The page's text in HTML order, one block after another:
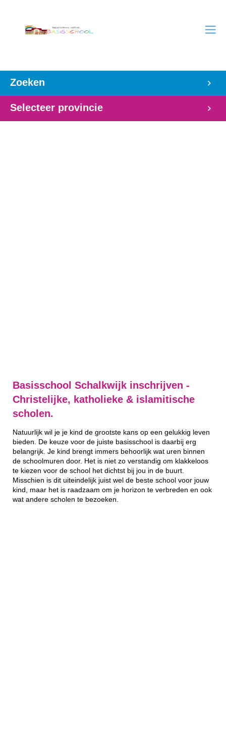
Zoeken
Selecteer provincie
Basisschool Schalkwijk inschrijven -
Christelijke, katholieke & islamitische
scholen.
Natuurlijk wil je je kind de grootste kans op een gelukkig leven
bieden. De keuze voor de juiste basisschool is daarbij erg
belangrijk. Je kind brengt immers behoorlijk wat uren binnen
de schoolmuren door. Het is niet zo verstandig om klakkeloos
te kiezen voor de school het dichtst bij jou in de buurt.
Misschien is dit uiteindelijk juist wel de beste school voor jouw
kind, maar het is raadzaam om je horizon te verbreden en ook
wat andere scholen te bezoeken.